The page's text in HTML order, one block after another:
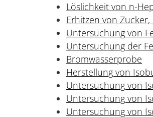
Löslichkeit von n-
Erhitzen von
Untersuchung von
Untersuchung der
Bromwasserprobe
Herstellung von
Untersuchung von
Untersuchung von
Untersuchung von